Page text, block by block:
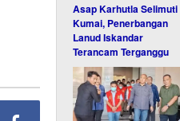
Asap Karhutla Selimuti
Kumai, Penerbangan
Lanud Iskandar
Terancam Terganggu